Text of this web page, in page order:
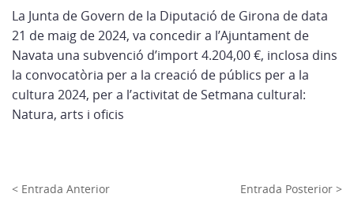
La Junta de Govern de la Diputació de Girona de data
21 de maig de 2024, va concedir a l’Ajuntament de
Navata una subvenció d’import 4.204,00 €, inclosa dins
la convocatòria per a la creació de públics per a la
cultura 2024, per a l’activitat de Setmana cultural:
Natura, arts i oficis
< Entrada Anterior Entrada Posterior >